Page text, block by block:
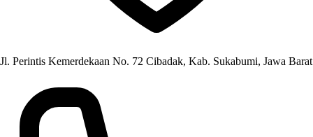
Jl. Perintis Kemerdekaan No. 72 Cibadak, Kab. Sukabumi, Jawa Barat